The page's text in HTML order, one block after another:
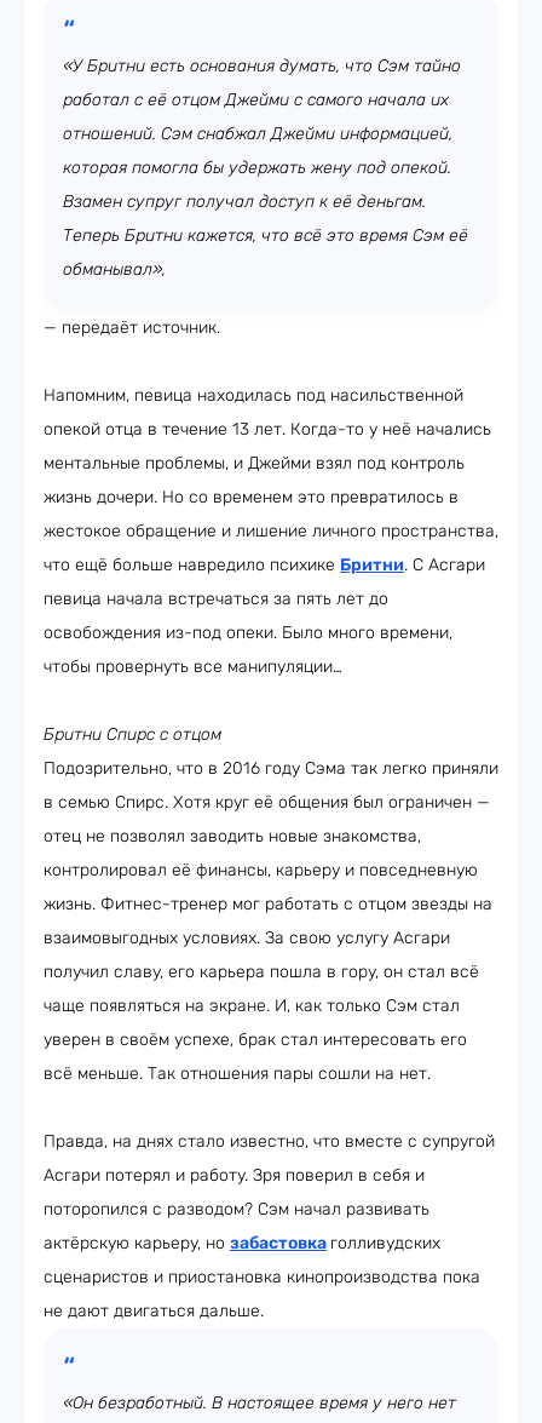
«У Бритни есть основания думать, что Сэм тайно
работал с её отцом Джейми с самого начала их
отношений. Сэм снабжал Джейми информацией,
которая помогла бы удержать жену под опекой.
Взамен супруг получал доступ к её деньгам.
Теперь Бритни кажется, что всё это время Сэм её
обманывал»,
— передаёт источник.
Напомним, певица находилась под насильственной
опекой отца в течение 13 лет. Когда-то у неё начались
ментальные проблемы, и Джейми взял под контроль
жизнь дочери. Но со временем это превратилось в
жестокое обращение и лишение личного пространства,
что ещё больше навредило психике Бритни. С Асгари
певица начала встречаться за пять лет до
освобождения из-под опеки. Было много времени,
чтобы провернуть все манипуляции…
Бритни Спирс с отцом
Подозрительно, что в 2016 году Сэма так легко приняли
в семью Спирс. Хотя круг её общения был ограничен —
отец не позволял заводить новые знакомства,
контролировал её финансы, карьеру и повседневную
жизнь. Фитнес-тренер мог работать с отцом звезды на
взаимовыгодных условиях. За свою услугу Асгари
получил славу, его карьера пошла в гору, он стал всё
чаще появляться на экране. И, как только Сэм стал
уверен в своём успехе, брак стал интересовать его
всё меньше. Так отношения пары сошли на нет.
Правда, на днях стало известно, что вместе с супругой
Асгари потерял и работу. Зря поверил в себя и
поторопился с разводом? Сэм начал развивать
актёрскую карьеру, но забастовка голливудских
сценаристов и приостановка кинопроизводства пока
не дают двигаться дальше.
«Он безработный. В настоящее время у него нет